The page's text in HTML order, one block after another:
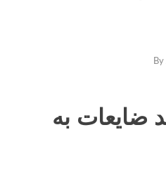
ضایعات به